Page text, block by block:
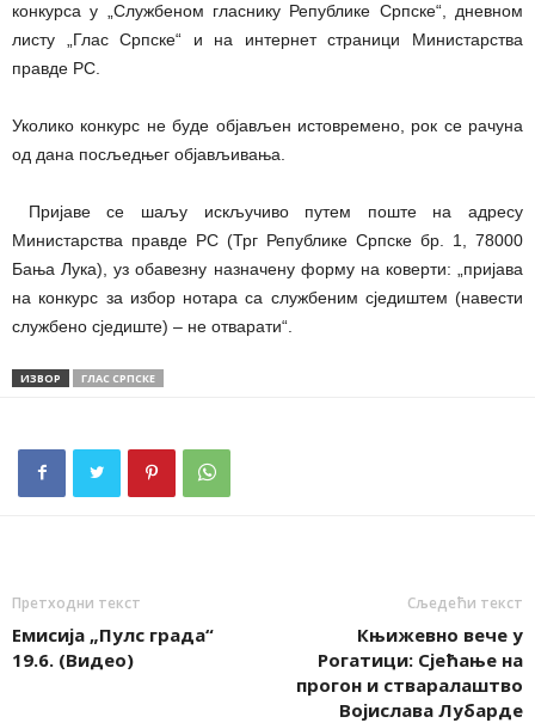
конкурса у „Службеном гласнику Републике Српске“, дневном
листу „Глас Српске“ и на интернет страници Министарства
правде РС.
Уколико конкурс не буде објављен истовремено, рок се рачуна
од дана посљедњег објављивања.
Пријаве се шаљу искључиво путем поште на адресу
Министарства правде РС (Трг Републике Српске бр. 1, 78000
Бања Лука), уз обавезну назначену форму на коверти: „пријава
на конкурс за избор нотара са службеним сједиштем (навести
службено сједиште) – не отварати“.
ИЗВОР ГЛАС СРПСКЕ
Претходни текст
Емисија „Пулс града“
19.6. (Видео)
Сљедећи текст
Књижевно вече у
Рогатици: Сјећање на
прогон и стваралаштво
Војислава Лубарде